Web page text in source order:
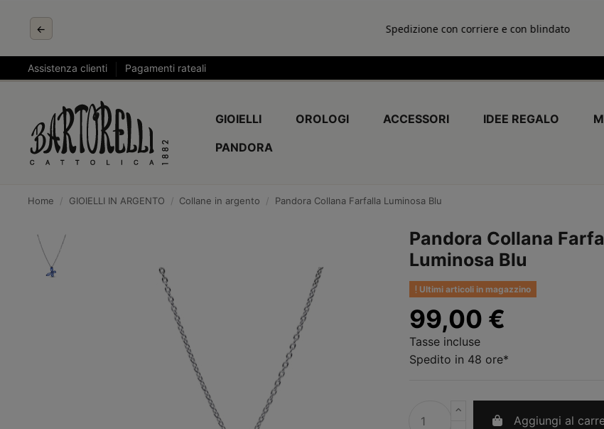
← Spedizione con corriere e con blindato
Assistenza clienti Pagamenti rateali
GIOIELLI OROLOGI ACCESSORI IDEE REGALO
PANDORA
Home GIOIELLI IN ARGENTO Collane in argento Pandora Collana Farfalla Luminosa Blu
Pandora Collana
Luminosa Blu
Ultimi articoli in magazzino
99,00 €
Tasse incluse
Spedito in 48 ore*
Aggiungi al